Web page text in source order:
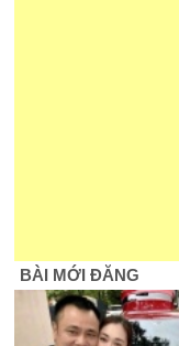
BÀI MỚI ĐĂNG